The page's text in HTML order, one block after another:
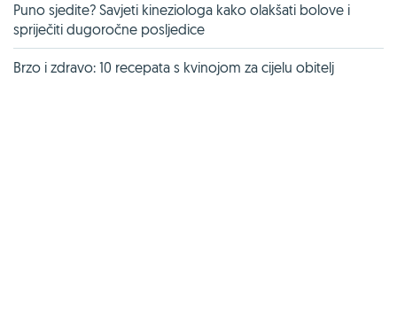
Puno sjedite? Savjeti kineziologa kako olakšati bolove i
spriječiti dugoročne posljedice
Brzo i zdravo: 10 recepata s kvinojom za cijelu obitelj